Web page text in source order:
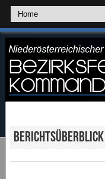
Berichtsüberblick